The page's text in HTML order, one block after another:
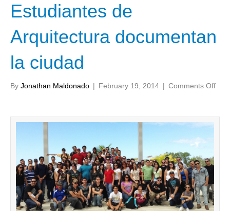
Estudiantes de
Arquitectura documentan
la ciudad
By Jonathan Maldonado | February 19, 2014 | Comments Offon
a